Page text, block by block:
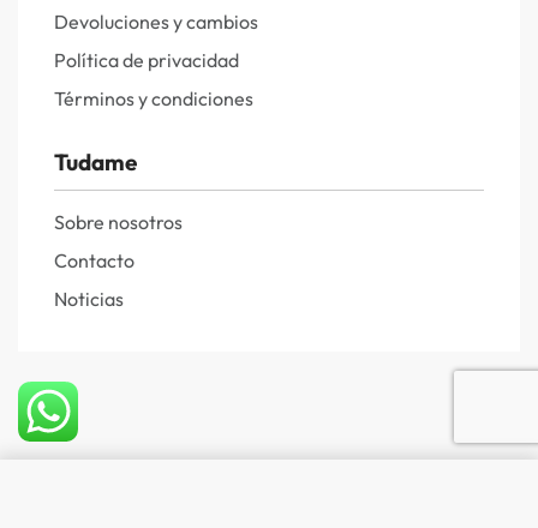
Devoluciones y cambios
Política de privacidad
Términos y condiciones
Tudame
Sobre nosotros
Contacto
Noticias